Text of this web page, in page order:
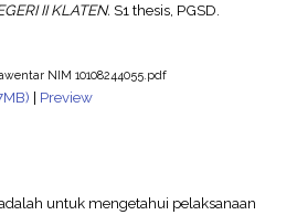
II KLATEN. S1 thesis, PGSD.
NIM 10108244055.pdf
| Preview
untuk mengetahui pelaksanaan